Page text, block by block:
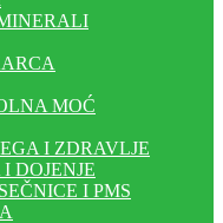
MOĆ
I ZDRAVLJE
DOJENJE
I PMS